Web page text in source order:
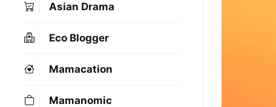
Asian Drama
Eco Blogger
Mamacation
Mamanomic